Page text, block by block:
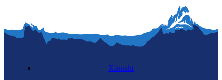
Kontakt